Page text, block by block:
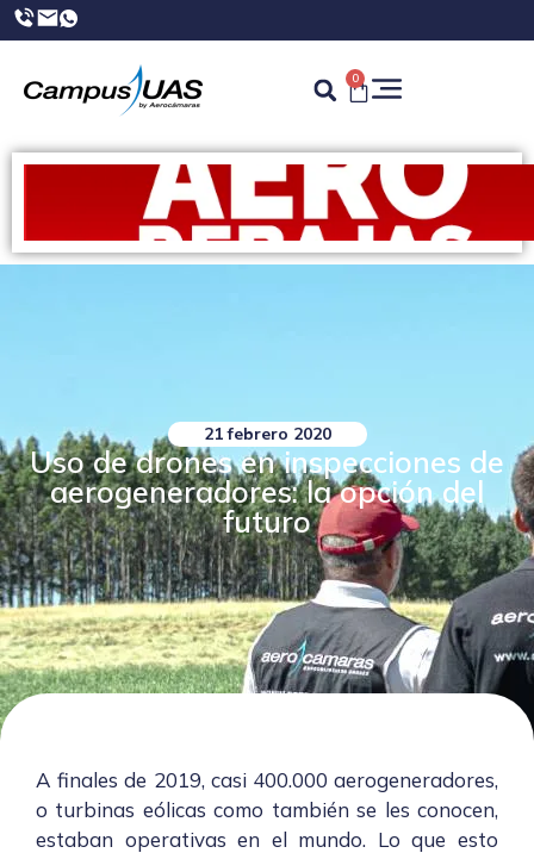
0
21 febrero 2020
Uso de drones en inspecciones de
aerogeneradores: la opción del
futuro
A finales de 2019, casi 400.000 aerogeneradores,
o turbinas eólicas como también se les conocen,
estaban operativas en el mundo. Lo que esto